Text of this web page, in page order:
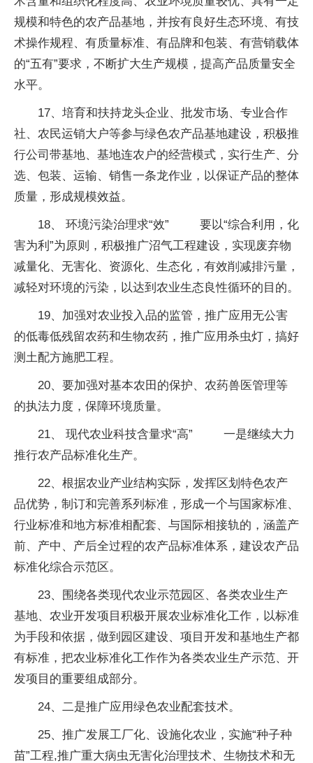
规模和特色的农产品基地，并按有良好生态环境、有技
术操作规程、有质量标准、有品牌和包装、有营销载体
的“五有”要求，不断扩大生产规模，提高产品质量安全
水平。
17、培育和扶持龙头企业、批发市场、专业合作
社、农民运销大户等参与绿色农产品基地建设，积极推
行公司带基地、基地连农户的经营模式，实行生产、分
选、包装、运输、销售一条龙作业，以保证产品的整体
质量，形成规模效益。
18、 环境污染治理求“效” 要以“综合利用，化
害为利”为原则，积极推广沼气工程建设，实现废弃物
减量化、无害化、资源化、生态化，有效削减排污量，
减轻对环境的污染，以达到农业生态良性循环的目的。
19、加强对农业投入品的监管，推广应用无公害
的低毒低残留农药和生物农药，推广应用杀虫灯，搞好
测土配方施肥工程。
20、要加强对基本农田的保护、农药兽医管理等
的执法力度，保障环境质量。
21、 现代农业科技含量求“高” 一是继续大力
推行农产品标准化生产。
22、根据农业产业结构实际，发挥区划特色农产
品优势，制订和完善系列标准，形成一个与国家标准、
行业标准和地方标准相配套、与国际相接轨的，涵盖产
前、产中、产后全过程的农产品标准体系，建设农产品
标准化综合示范区。
23、围绕各类现代农业示范园区、各类农业生产
基地、农业开发项目积极开展农业标准化工作，以标准
为手段和依据，做到园区建设、项目开发和基地生产都
有标准，把农业标准化工作作为各类农业生产示范、开
发项目的重要组成部分。
24、二是推广应用绿色农业配套技术。
25、推广发展工厂化、设施化农业，实施“种子种
苗”工程,推广重大病虫无害化治理技术、生物技术和无